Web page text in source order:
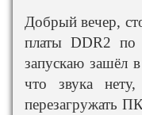
Добрый вечер,
платы DDR2 по
запускаю зашёл
что звука
перезагружать